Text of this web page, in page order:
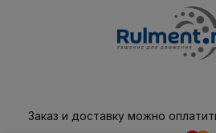
Заказ и доставку можно